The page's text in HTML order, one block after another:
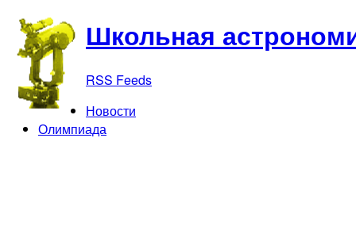
Школьная
RSS Feeds
Новости
Олимпиада